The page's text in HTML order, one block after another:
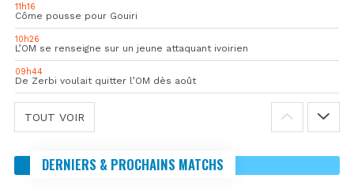
11h16
Côme pousse pour Gouiri
10h26
L’OM se renseigne sur un jeune attaquant ivoirien
09h44
De Zerbi voulait quitter l’OM dès août
TOUT VOIR
DERNIERS & PROCHAINS MATCHS